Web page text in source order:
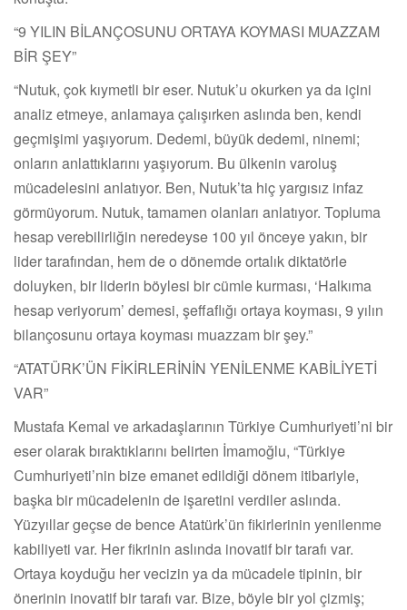
“9 YILIN BİLANÇOSUNU ORTAYA KOYMASI MUAZZAM
BİR ŞEY”
“Nutuk, çok kıymetli bir eser. Nutuk’u okurken ya da içini
analiz etmeye, anlamaya çalışırken aslında ben, kendi
geçmişimi yaşıyorum. Dedemi, büyük dedemi, ninemi;
onların anlattıklarını yaşıyorum. Bu ülkenin varoluş
mücadelesini anlatıyor. Ben, Nutuk’ta hiç yargısız infaz
görmüyorum. Nutuk, tamamen olanları anlatıyor. Topluma
hesap verebilirliğin neredeyse 100 yıl önceye yakın, bir
lider tarafından, hem de o dönemde ortalık diktatörle
doluyken, bir liderin böylesi bir cümle kurması, ‘Halkıma
hesap veriyorum’ demesi, şeffaflığı ortaya koyması, 9 yılın
bilançosunu ortaya koyması muazzam bir şey.”
“ATATÜRK’ÜN FİKİRLERİNİN YENİLENME KABİLİYETİ
VAR”
Mustafa Kemal ve arkadaşlarının Türkiye Cumhuriyeti’ni bir
eser olarak bıraktıklarını belirten İmamoğlu, “Türkiye
Cumhuriyeti’nin bize emanet edildiği dönem itibariyle,
başka bir mücadelenin de işaretini verdiler aslında.
Yüzyıllar geçse de bence Atatürk’ün fikirlerinin yenilenme
kabiliyeti var. Her fikrinin aslında inovatif bir tarafı var.
Ortaya koyduğu her vecizin ya da mücadele tipinin, bir
önerinin inovatif bir tarafı var. Bize, böyle bir yol çizmiş;